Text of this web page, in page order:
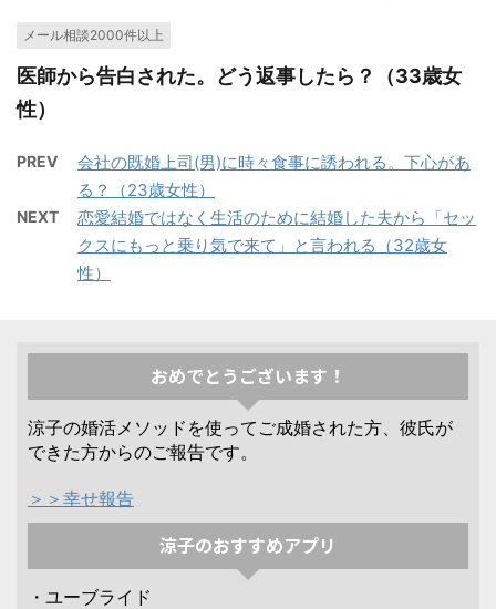
メール相談2000件以上
医師から告白された。どう返事したら？（33歳女
性）
PREV
会社の既婚上司(男)に時々食事に誘われる。下心があ
る？（23歳女性）
NEXT
恋愛結婚ではなく生活のために結婚した夫から「セッ
クスにもっと乗り気で来て」と言われる（32歳女
性）
おめでとうございます！
涼子の婚活メソッドを使ってご成婚された方、彼氏が
できた方からのご報告です。
＞＞幸せ報告
涼子のおすすめアプリ
・ユーブライド